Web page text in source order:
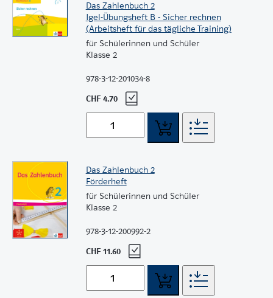
Das Zahlenbuch 2
Igel-Übungsheft B - Sicher rechnen
(Arbeitsheft für das tägliche Training)
für Schülerinnen und Schüler
Klasse 2
978-3-12-201034-8
CHF 4.70
Das Zahlenbuch 2
Förderheft
für Schülerinnen und Schüler
Klasse 2
978-3-12-200992-2
CHF 11.60